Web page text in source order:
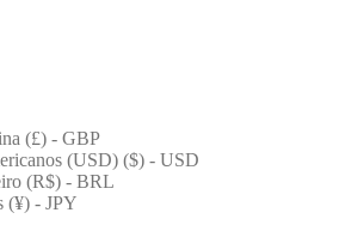
(£) - GBP
(USD) ($) - USD
(R$) - BRL
(¥) - JPY